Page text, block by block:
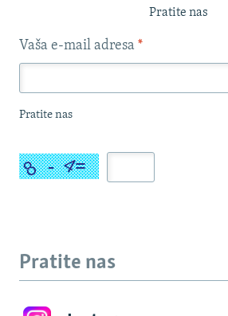
Pratite nas
Vaša e-mail adresa *
Pratite nas
Pratite nas